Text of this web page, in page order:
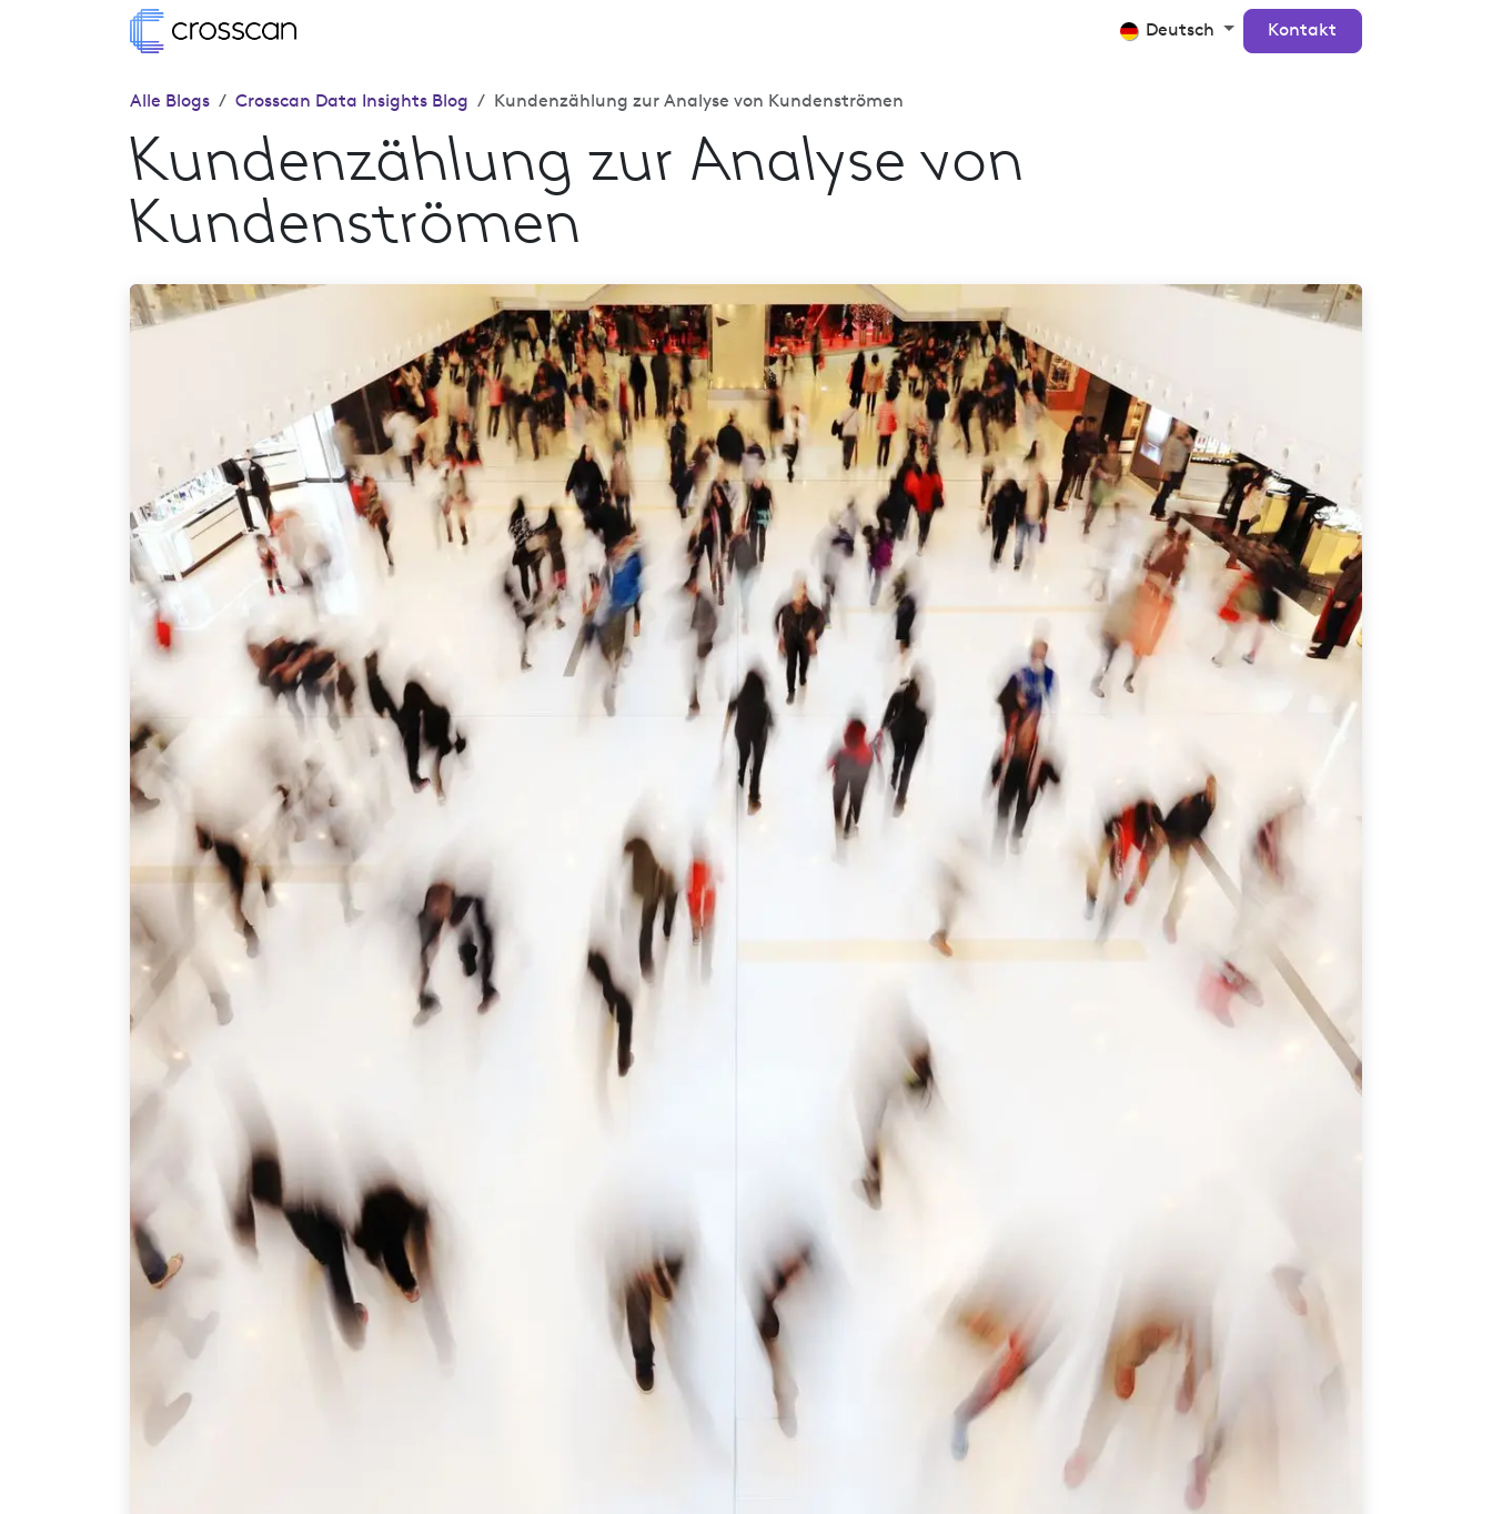
Zum Inhalt springen
Kontakt
Deutsch Kontakt
Alle Blogs Crosscan Data Insights Blog Kundenzählung zur Analyse von Kundenströmen
Kundenzählung zur Analyse von
Kundenströmen